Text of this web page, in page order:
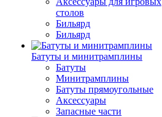
столов
Бильяpд
Бильяpд
Батуты и минитрамплины
Батуты
Минитрамплины
Батуты прямоугольные
Аксессуары
Запасные части